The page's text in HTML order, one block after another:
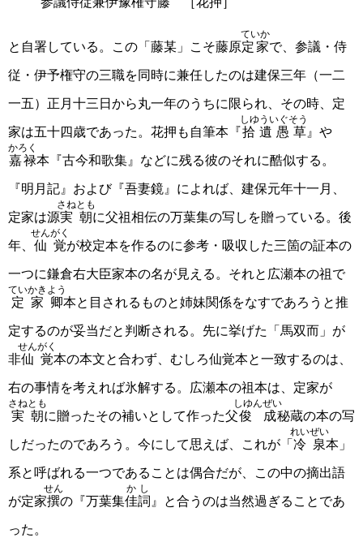
と自署している。この「藤某」こそ藤原定家
ていか
で、参議・侍
従・伊予権守の三職を同時に兼任したのは建保三年（一二
一五）正月十三日から丸一年のうちに限られ、その時、定
家は五十四歳であった。花押も自筆本『拾遺愚草
しゆういぐそう
』や
嘉禄
かろく
本『古今和歌集』などに残る彼のそれに酷似する。
『明月記』および『吾妻鏡』によれば、建保元年十一月、
定家は源実朝
さねとも
に父祖相伝の万葉集の写しを贈っている。後
年、 仙覚
せんがく
が校定本を作るのに参考・吸収した三箇の証本の
一つに鎌倉右大臣家本の名が見える。それと広瀬本の祖で
定家卿
ていかきよう
本と目されるものと姉妹関係をなすであろうと推
定するのが妥当だと判断される。先に挙げた「馬双而」が
非仙覚
せんがく
本の本文と合わず、むしろ仙覚本と一致するのは、
右の事情を考えれば氷解する。広瀬本の祖本は、定家が
実朝
さねとも
に贈ったその補いとして作った父俊成
しゆんぜい
秘蔵の本の写
しだったのであろう。今にして思えば、これが「 冷泉
れいぜい
本」
系と呼ばれる一つであることは偶合だが、この中の摘出語
が定家撰
せん
の『万葉集佳詞
かし
』と合うのは当然過ぎることであ
った。